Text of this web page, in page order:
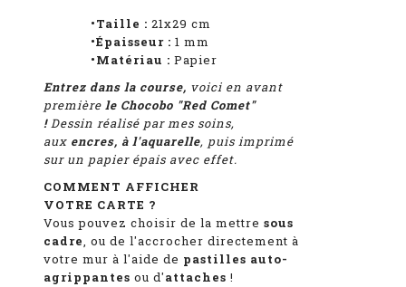
•Taille : 21x29 cm
•Épaisseur : 1 mm
•Matériau : Papier
Entrez dans la course, voici en avant
première le Chocobo "Red Comet"
!Dessin réalisé par mes soins,
aux encres, à l'aquarelle, puis imprimé
sur un papier épais avec effet.
COMMENT AFFICHER
VOTRE CARTE ?
Vous pouvez choisir de la mettre sous
cadre, ou de l'accrocher directement à
votre mur à l'aide de pastilles auto-
agrippantes ou d'attaches !